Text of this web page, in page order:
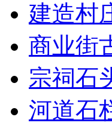
建造村
商业街
宗祠石
河道石